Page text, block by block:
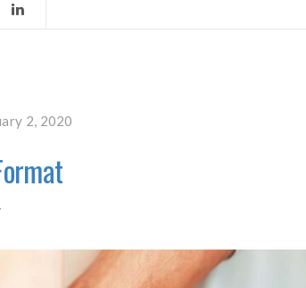
2, 2020